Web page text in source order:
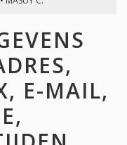
E-MAIL,